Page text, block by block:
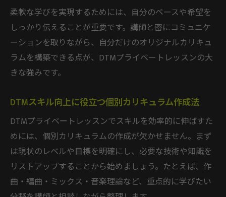
DTMオンラインレッスンの活用で表現力ア
ップ
DTMプロ講師による個別添削と実践サポー
ト
柔軟な学びを実現するためには、自分のペースや希望を
しっかり伝えることが重要です。講師と密にコミュニケ
ーションを取りながら、自分だけのオリジナルカリキュ
ラムを構築できる点が、DTMプライベートレッスンの大
きな強みです。
DTMスキル向上に役立つ個別カリキュラム作成法
DTMプライベートレッスンでスキルを効率的に伸ばすた
めには、個別カリキュラムの作成が欠かせません。まず
は現状のレベルや目標を明確にし、必要な技術や知識を
リストアップすることから始めましょう。たとえば、作
曲・編曲・ミックス・音楽理論など、重点的に学びたい